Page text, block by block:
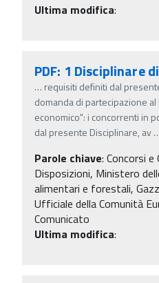
Ultima modifica:
PDF: 1 Disciplinare
… requisiti definiti dal
domanda di partecipazione al
economico": i concorrenti in
dal presente Disciplinare, av
Parole chiave: Concorsi e
Disposizioni, Ministero
alimentari e forestali,
Ufficiale della Comunità
Comunicato
Ultima modifica: